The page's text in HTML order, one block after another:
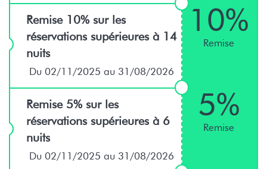
Remise 10% sur les
réservations supérieures à 14
nuits
Du 02/11/2025 au 31/08/2026
10%
Remise
Remise 5% sur les
réservations supérieures à 6
nuits
Du 02/11/2025 au 31/08/2026
5%
Remise